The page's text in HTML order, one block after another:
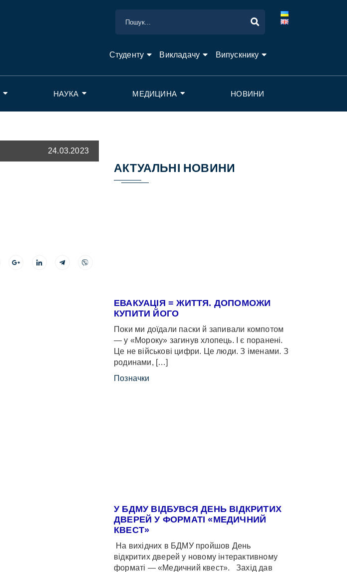
Студенту Викладачу Випускнику
НАУКА МЕДИЦИНА НОВИНИ
24.03.2023
АКТУАЛЬНІ НОВИНИ
ЕВАКУАЦІЯ = ЖИТТЯ. ДОПОМОЖИ
КУПИТИ ЙОГО
Поки ми доїдали паски й запивали компотом
— у «Мороку» загинув хлопець. І є поранені.
Це не військові цифри. Це люди. З іменами. З
родинами, […]
Позначки
У БДМУ ВІДБУВСЯ ДЕНЬ ВІДКРИТИХ
ДВЕРЕЙ У ФОРМАТІ «МЕДИЧНИЙ
КВЕСТ»
На вихідних в БДМУ пройшов День
відкритих дверей у новому інтерактивному
форматі — «Медичний квест». Захід дав